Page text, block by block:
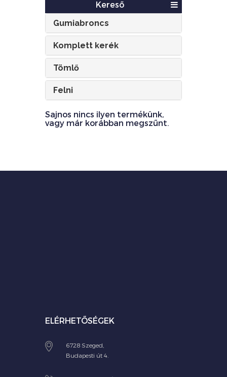
Kereső
Gumiabroncs
Komplett kerék
Tömlő
Felni
Sajnos nincs ilyen termékünk,
vagy már korábban megszűnt.
ELÉRHETŐSÉGEK
6728 Szeged,
Budapesti út 4.